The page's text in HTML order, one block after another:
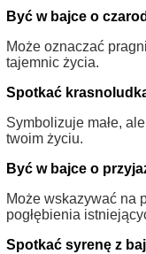
Być w bajce o
Może oznaczać
tajemnic życia.
Spotkać
Symbolizuje małe,
twoim życiu.
Być w bajce o
Może wskazywać na
pogłębienia
Spotkać syrenę z